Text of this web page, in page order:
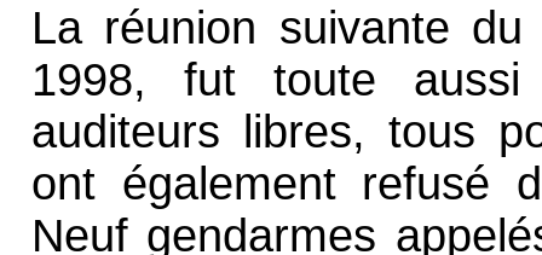
La réunion suivante
1998, fut toute
auditeurs libres, tous
ont également refusé
Neuf gendarmes